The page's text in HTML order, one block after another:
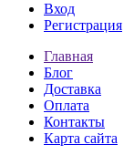
Вход
Регистрация
Главная
Блог
Доставка
Оплата
Контакты
Карта сайта